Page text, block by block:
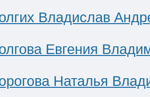
Владислав
Евгения
Наталья